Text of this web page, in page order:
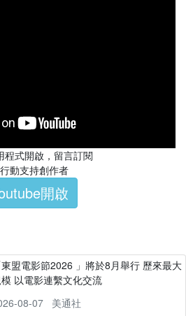
程式開啟，留言訂閱
動支持創作者
開啟
東盟電影節2026 」將於8月舉行 歷來最大
以電影連繫文化交流
08-07
美通社